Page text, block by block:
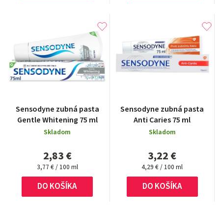
Sensodyne zubná pasta
Gentle Whitening 75 ml
Skladom
2,83 €
Jednotková
cena:
3,77 € / 100 ml
DO KOŠÍKA
Sensodyne zubná pasta
Anti Caries 75 ml
Skladom
3,22 €
Jednotková
cena:
4,29 € / 100 ml
DO KOŠÍKA